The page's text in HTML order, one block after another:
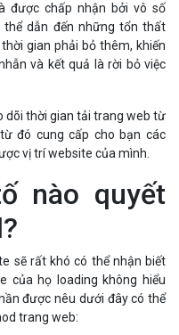
được chấp nhận bởi vô số
dẫn đến những tổn thất
gian phải bỏ thêm, khiến
và kết quả là rời bỏ việc
dõi thời gian tải trang web từ
đó cung cấp cho bạn các
vị trí website của mình.
nào quyết
sẽ rất khó có thể nhận biết
của họ loading không hiểu
được nêu dưới đây có thể
trang web: